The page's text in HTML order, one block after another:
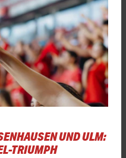
UND ULM:
TRIUMPH